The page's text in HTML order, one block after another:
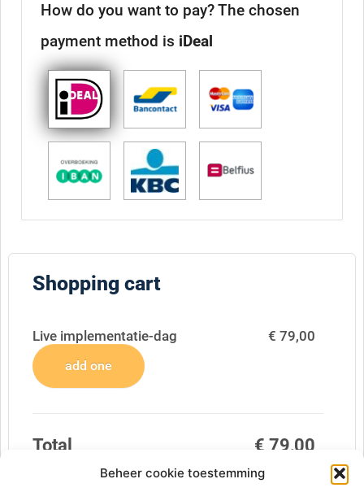
Beheer cookie toestemming
How do you want to pay?The chosen
payment method is iDeal
Shopping cart
Live implementatie-dag
add one
€ 79,00
Total € 79,00